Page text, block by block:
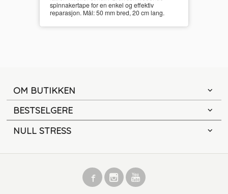
spinnakertape for en enkel og effektiv
reparasjon. Mål: 50 mm bred, 20 cm lang.
OM BUTIKKEN
BESTSELGERE
NULL STRESS